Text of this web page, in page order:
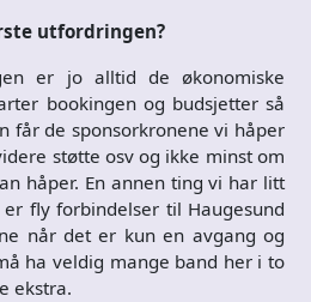
utfordringen?
er jo alltid de økonomiske
bookingen og budsjetter så
får de sponsorkronene vi håper
støtte osv og ikke minst om
håper. En annen ting vi har litt
fly forbindelser til Haugesund
når det er kun en avgang og
ha veldig mange band her i to
ekstra.